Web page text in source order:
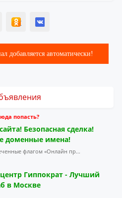
ОК ВК
добавляется автоматически!
попасть?
Безопасная сделка!
доменные имена!
флагом «Онлайн пр...
Гиппократ - Лучший
в Москве